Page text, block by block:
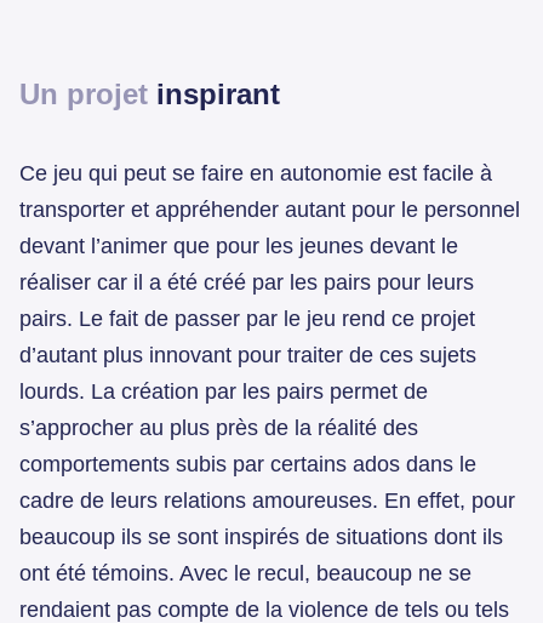
Un projet inspirant
Ce jeu qui peut se faire en autonomie est facile à
transporter et appréhender autant pour le personnel
devant l’animer que pour les jeunes devant le
réaliser car il a été créé par les pairs pour leurs
pairs. Le fait de passer par le jeu rend ce projet
d’autant plus innovant pour traiter de ces sujets
lourds. La création par les pairs permet de
s’approcher au plus près de la réalité des
comportements subis par certains ados dans le
cadre de leurs relations amoureuses. En effet, pour
beaucoup ils se sont inspirés de situations dont ils
ont été témoins. Avec le recul, beaucoup ne se
rendaient pas compte de la violence de tels ou tels